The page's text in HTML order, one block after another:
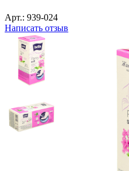
Арт.: 939-024
Написать отзыв